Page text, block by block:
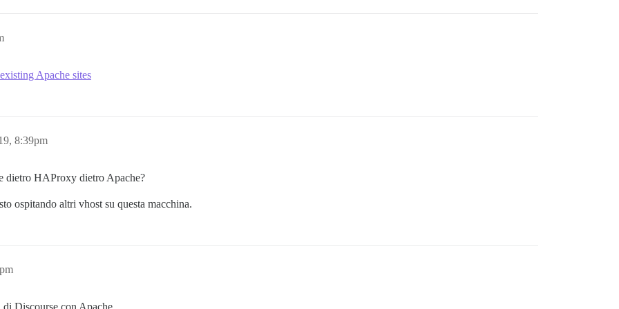
Apache sites
8:39pm
dietro HAProxy dietro Apache?
ospitando altri vhost su questa macchina.
Discourse con Apache.